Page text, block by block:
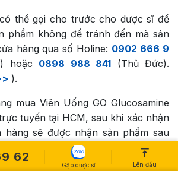
thể gọi cho trước cho dược sĩ để
phẩm không để tránh đến mà sản
hàng qua số Holine: 0902 666 9
hoặc 0898 988 841 (Thủ Đức).
).
mua Viên Uống GO Glucosamine
tuyến tại HCM, sau khi xác nhận
hàng sẽ được nhận sản phẩm sau
tính chủ nhật).
62
Gặp dược sĩ Lên đầu